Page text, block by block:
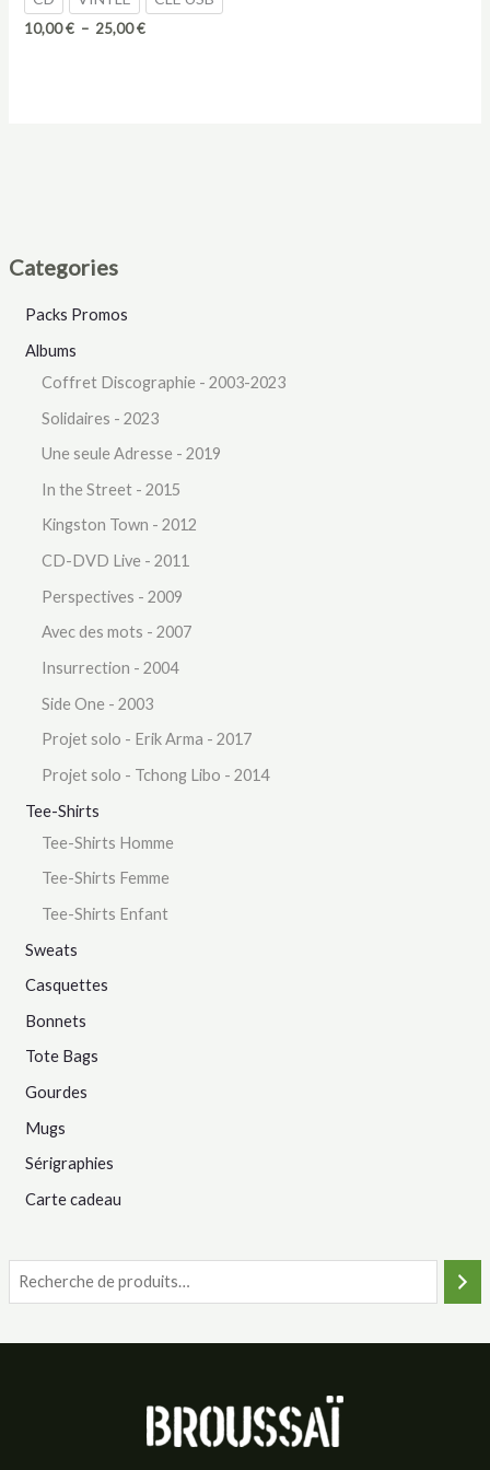
Categories
Packs Promos
Albums
Coffret Discographie - 2003-2023
Solidaires - 2023
Une seule Adresse - 2019
In the Street - 2015
Kingston Town - 2012
CD-DVD Live - 2011
Perspectives - 2009
Avec des mots - 2007
Insurrection - 2004
Side One - 2003
Projet solo - Erik Arma - 2017
Projet solo - Tchong Libo - 2014
Tee-Shirts
Tee-Shirts Homme
Tee-Shirts Femme
Tee-Shirts Enfant
Sweats
Casquettes
Bonnets
Tote Bags
Gourdes
Mugs
Sérigraphies
Carte cadeau
e
10,00€ – 25,00€Plage